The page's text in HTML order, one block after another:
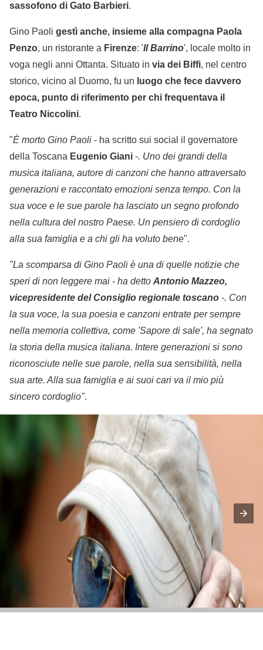
sassofono di Gato Barbieri.
Gino Paoli gestì anche, insieme alla compagna Paola
Penzo, un ristorante a Firenze: 'Il Barrino', locale molto in
voga negli anni Ottanta. Situato in via dei Biffi, nel centro
storico, vicino al Duomo, fu un luogo che fece davvero
epoca, punto di riferimento per chi frequentava il
Teatro Niccolini.
"È morto Gino Paoli - ha scritto sui social il governatore
della Toscana Eugenio Giani -. Uno dei grandi della
musica italiana, autore di canzoni che hanno attraversato
generazioni e raccontato emozioni senza tempo. Con la
sua voce e le sue parole ha lasciato un segno profondo
nella cultura del nostro Paese. Un pensiero di cordoglio
alla sua famiglia e a chi gli ha voluto bene".
"La scomparsa di Gino Paoli è una di quelle notizie che
speri di non leggere mai - ha detto Antonio Mazzeo,
vicepresidente del Consiglio regionale toscano -. Con
la sua voce, la sua poesia e canzoni entrate per sempre
nella memoria collettiva, come 'Sapore di sale', ha segnato
la storia della musica italiana. Intere generazioni si sono
riconosciute nelle sue parole, nella sua sensibilità, nella
sua arte. Alla sua famiglia e ai suoi cari va il mio più
sincero cordoglio".